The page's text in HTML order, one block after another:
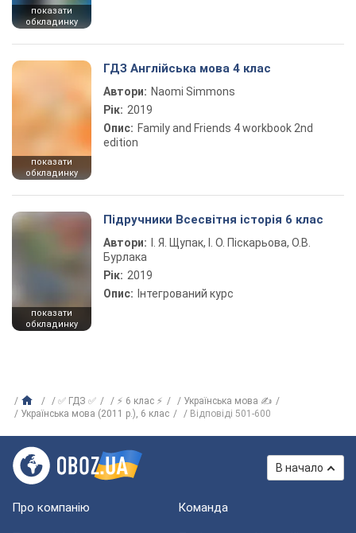
показати
обкладинку
показати
обкладинку
ГДЗ Англійська мова 4 клас
Автори: Naomi Simmons
Рік: 2019
Опис: Family and Friends 4 workbook 2nd
edition
показати
обкладинку
Підручники Всесвітня історія 6 клас
Автори:
І. Я. Щупак, І. О. Піскарьова, О.В.
Бурлака
Рік: 2019
Опис: Інтегрований курс
✅ ГДЗ ✅ ⚡ 6 клас ⚡
Українська мова ✍
Українська мова (2011 р.), 6 клас
Відповіді 501-600
В начало
Про компанію Команда